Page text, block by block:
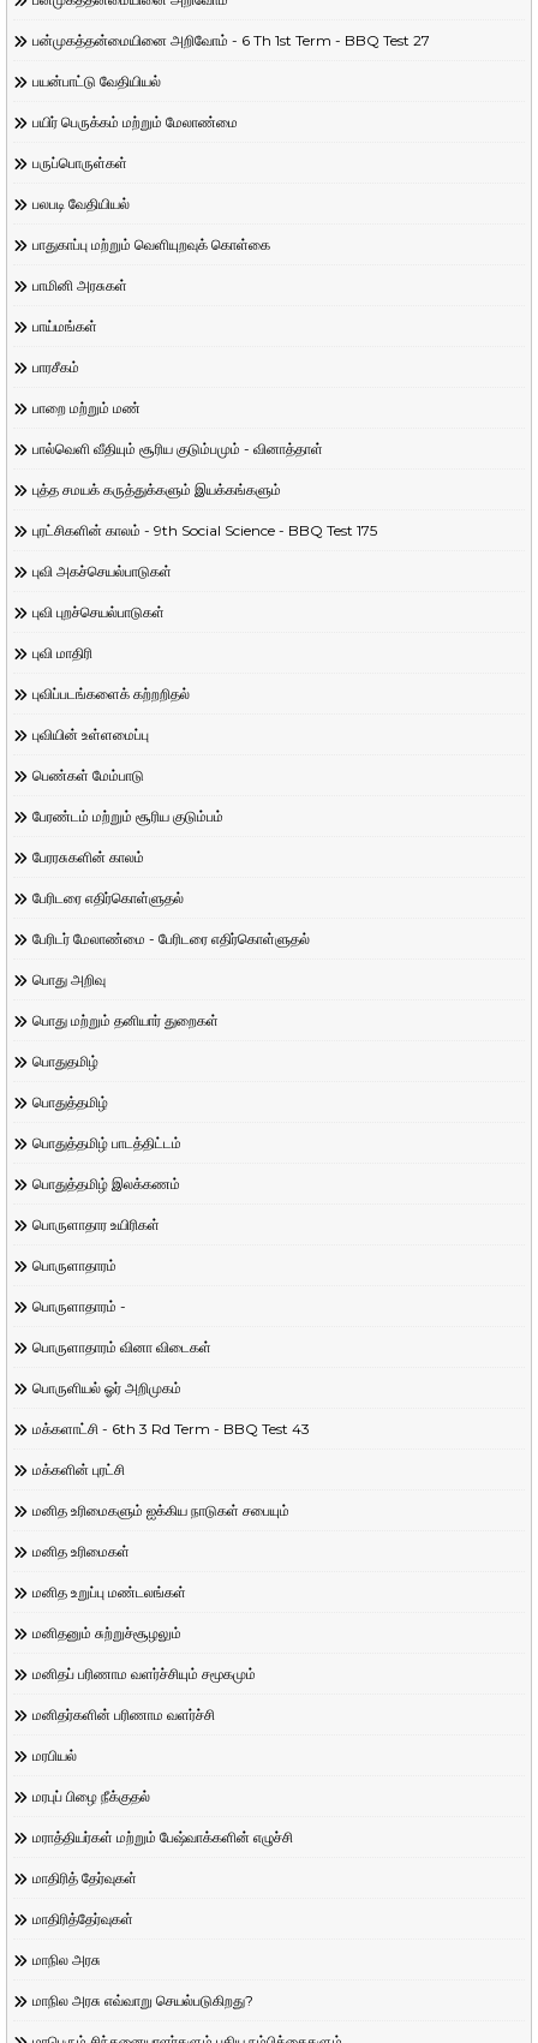
பன்முகத்தன்மையினை அறிவோம் - 6 Th 1st Term - BBQ Test 27
பயன்பாட்டு வேதியியல்
பயிர் பெருக்கம் மற்றும் மேலாண்மை
பருப்பொருள்கள்
பலபடி வேதியியல்
பாதுகாப்பு மற்றும் வெளியுறவுக் கொள்கை
பாமினி அரசுகள்
பாய்மங்கள்
பாரசீகம்
பாறை மற்றும் மண்
பால்வெளி வீதியும் சூரிய குடும்பமும் - வினாத்தாள்
புத்த சமயக் கருத்துக்களும் இயக்கங்களும்
புரட்சிகளின் காலம் - 9th Social Science - BBQ Test 175
புவி அகச்செயல்பாடுகள்
புவி புறச்செயல்பாடுகள்
புவி மாதிரி
புவிப்படங்களைக் கற்றறிதல்
புவியின் உள்ளமைப்பு
பெண்கள் மேம்பாடு
பேரண்டம் மற்றும் சூரிய குடும்பம்
பேரரசுகளின் காலம்
பேரிடரை எதிர்கொள்ளுதல்
பேரிடர் மேலாண்மை - பேரிடரை எதிர்கொள்ளுதல்
பொது அறிவு
பொது மற்றும் தனியார் துறைகள்
பொதுதமிழ்
பொதுத்தமிழ்
பொதுத்தமிழ் பாடத்திட்டம்
பொதுத்தமிழ் இலக்கணம்
பொருளாதார உயிரிகள்
பொருளாதாரம்
பொருளாதாரம் -
பொருளாதாரம் வினா விடைகள்
பொருளியல் ஓர் அறிமுகம்
மக்களாட்சி - 6th 3 Rd Term - BBQ Test 43
மக்களின் புரட்சி
மனித உரிமைகளும் ஐக்கிய நாடுகள் சபையும்
மனித உரிமைகள்
மனித உறுப்பு மண்டலங்கள்
மனிதனும் சுற்றுச்சூழலும்
மனிதப் பரிணாம வளர்ச்சியும் சமூகமும்
மனிதர்களின் பரிணாம வளர்ச்சி
மரபியல்
மரபுப் பிழை நீக்குதல்
மராத்தியர்கள் மற்றும் பேஷ்வாக்களின் எழுச்சி
மாதிரித் தேர்வுகள்
மாதிரித்தேர்வுகள்
மாநில அரசு
மாநில அரசு எவ்வாறு செயல்படுகிறது?